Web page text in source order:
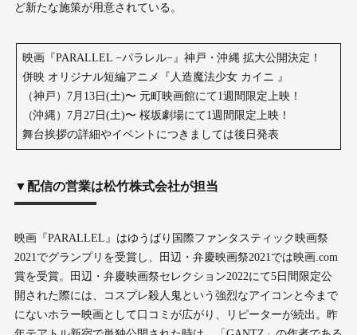
ど新たな施策が用意されている。
映画『PARALLEL −パラレル−』神戸・沖縄 拡大公開決定！
併映 オリジナル短編アニメ『人造魔法少女 カイニ 』
（神戸）7月13日(土)〜 元町映画館にて1週間限定上映！
（沖縄）7月27日(土)〜 桜坂劇場にて1週間限定上映！
舞台挨拶の詳細やイベントにつきましては後日発表
▼配信の営業は松竹株式会社が担当
映画『PARALLEL』はゆうばり国際ファンタスティック映画祭
2021でグランプリを受賞し、田辺・弁慶映画祭2021では映画.com
賞を受賞。田辺・弁慶映画祭セレクション2022にて5日間限定公
開された際には、コスプレ殺人鬼という強烈なアイコンと今まで
にないホラー映画として口コミが広がり、リピーターが続出。昨